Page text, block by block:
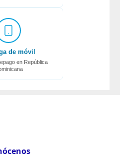
de móvil
en República